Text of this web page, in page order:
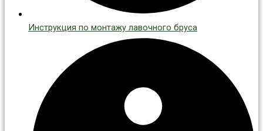
Инструкция по монтажу лавочного бруса